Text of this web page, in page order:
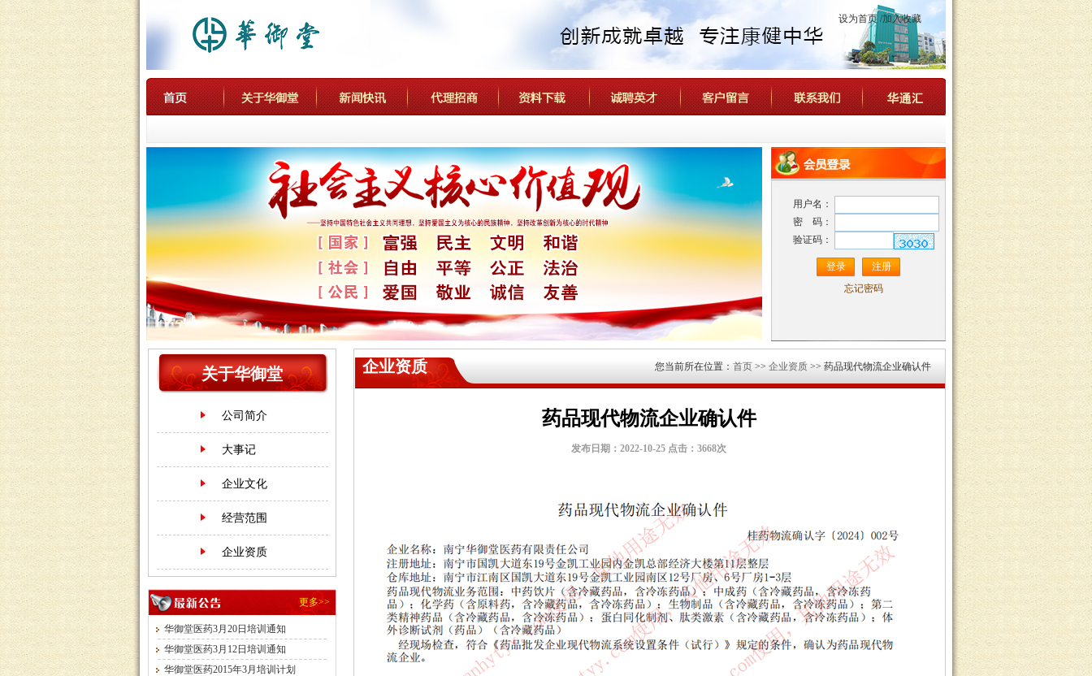
设为首页 /加入收藏
用户名：
密 码：
验证码：
忘记密码
关于华御堂
公司简介
大事记
企业文化
经营范围
企业资质
更多>>
华御堂医药3月20日培训通知
华御堂医药3月12日培训通知
华御堂医药2015年3月培训计划
企业资质 您当前所在位置： 首页 >> 企业资质 >> 药品现代物流企业确认件
药品现代物流企业确认件
发布日期：2022-10-25 点击：3668次